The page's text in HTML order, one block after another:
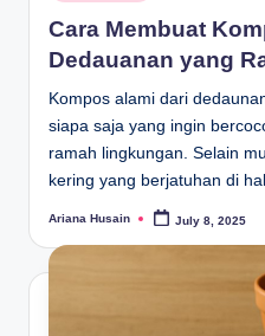
in
Cara Membuat
Dedauanan yang
Kompos alami dari
siapa saja yang ingin
ramah lingkungan. Selain
kering yang berjatuhan di
Posted
Ariana Husain July 8, 2025